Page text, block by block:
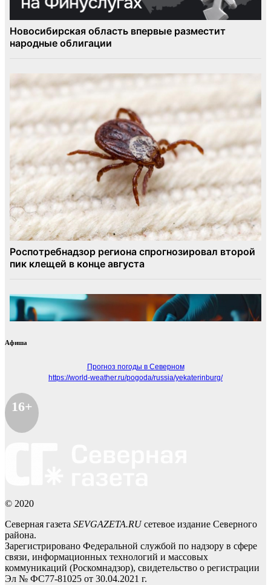
Афиша
Прогноз погоды в Северном
https://world-weather.ru/pogoda/russia/yekaterinburg/
16+
© 2020
Северная газета SEVGAZETA.RUсетевое издание Северного
района.
Зарегистрировано Федеральной службой по надзору в сфере
связи, информационных технологий и массовых
коммуникаций (Роскомнадзор), свидетельство о регистрации
Эл № ФС77-81025 от 30.04.2021 г.